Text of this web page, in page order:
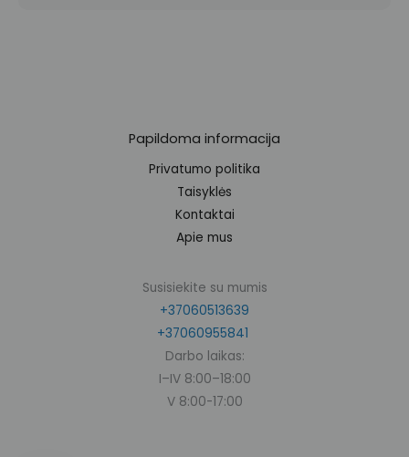
Papildoma informacija
Privatumo politika
Taisyklės
Kontaktai
Apie mus
Susisiekite su mumis
+37060513639
+37060955841
Darbo laikas:
I–IV 8:00–18:00
V 8:00-17:00